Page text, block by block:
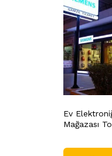
Ev
Mağazası